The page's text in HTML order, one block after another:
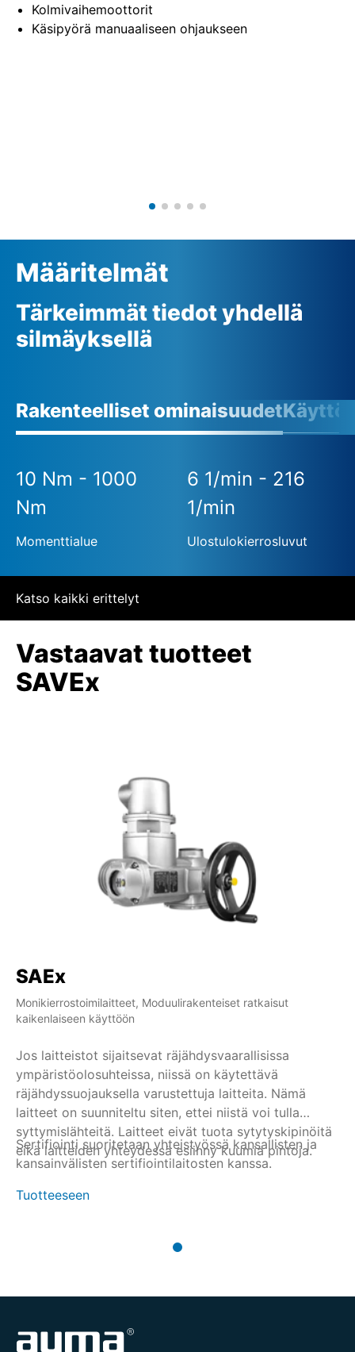
Kolmivaihemoottorit
Käsipyörä manuaaliseen ohjaukseen
Määritelmät
Tärkeimmät tiedot yhdellä
silmäyksellä
Rakenteelliset ominaisuudet
10 Nm - 1000
Nm
Momenttialue
6 1/min - 216
1/min
Ulostulokierrosluvut
Katso kaikki erittelyt
Vastaavat tuotteet
SAVEx
SAEx
Monikierrostoimilaitteet, Moduulirakenteiset ratkaisut
kaikenlaiseen käyttöön
Jos laitteistot sijaitsevat räjähdysvaarallisissa
ympäristöolosuhteissa, niissä on käytettävä
räjähdyssuojauksella varustettuja laitteita. Nämä
laitteet on suunniteltu siten, ettei niistä voi tulla
syttymislähteitä. Laitteet eivät tuota sytytyskipinöitä
eikä laitteiden yhteydessä esiinny kuumia pintoja.
Sertifiointi suoritetaan yhteistyössä kansallisten ja
kansainvälisten sertifiointilaitosten kanssa.
Tuotteeseen